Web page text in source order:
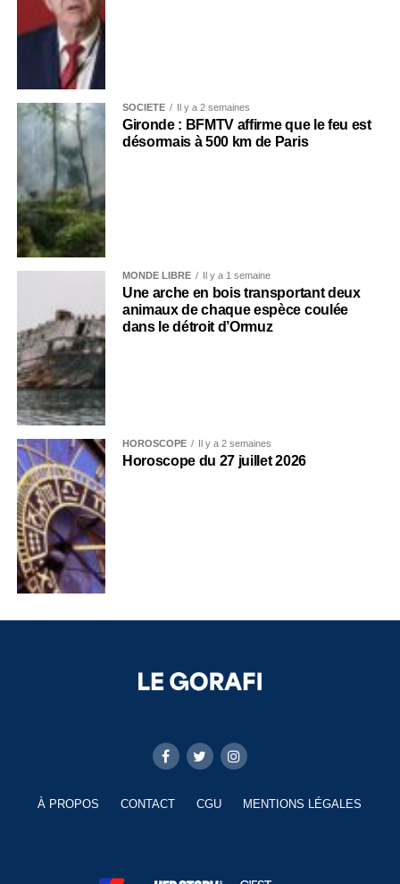
SOCIÉTÉ Il y a 2 semaines
Gironde : BFMTV affirme que le feu est
désormais à 500 km de Paris
MONDE LIBRE Il y a 1 semaine
Une arche en bois transportant deux
animaux de chaque espèce coulée
dans le détroit d’Ormuz
HOROSCOPE Il y a 2 semaines
Horoscope du 27 juillet 2026
À PROPOS CONTACT CGU MENTIONS LÉGALES